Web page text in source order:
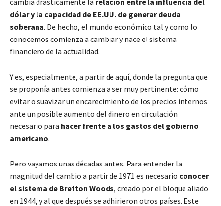
dólar y la capacidad de EE.UU. de generar deuda
soberana. De hecho, el mundo económico tal y como lo
conocemos comienza a cambiar y nace el sistema
financiero de la actualidad.
Y es, especialmente, a partir de aquí, donde la pregunta que
se proponía antes comienza a ser muy pertinente: cómo
evitar o suavizar un encarecimiento de los precios internos
ante un posible aumento del dinero en circulación
necesario para hacer frente a los gastos del gobierno
americano.
Pero vayamos unas décadas antes. Para entender la
magnitud del cambio a partir de 1971 es necesario conocer
el sistema de Bretton Woods, creado por el bloque aliado
en 1944, y al que después se adhirieron otros países. Este